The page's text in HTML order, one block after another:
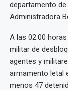
departamento de
Administradora
A las 02.00
militar de
agentes y
armamento letal
menos 47